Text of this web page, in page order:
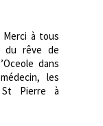
à tous
du rêve de
dans
les
St Pierre à